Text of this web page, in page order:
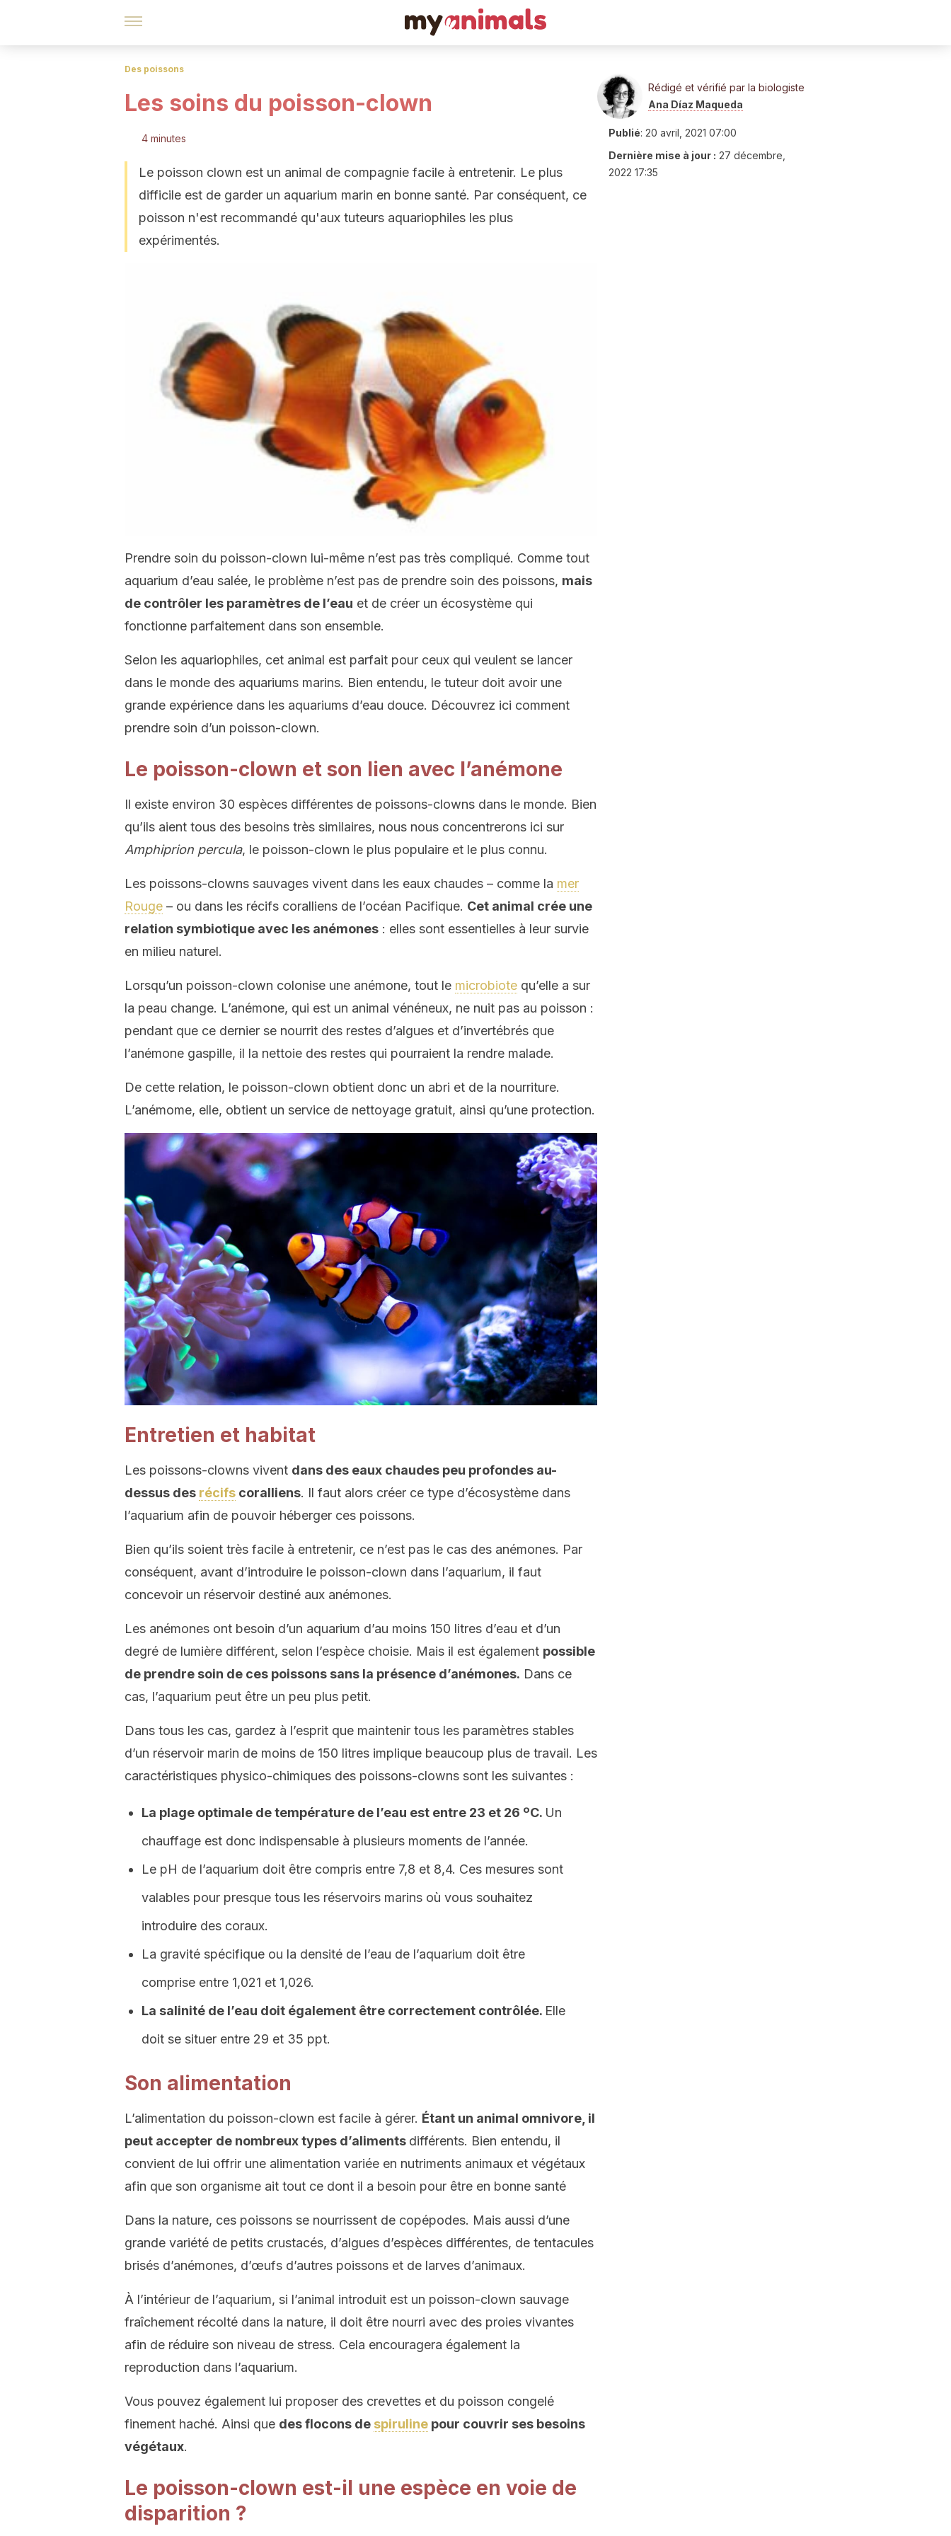
Des poissons
Les soins du poisson-clown
4 minutes
Le poisson clown est un animal de compagnie facile à entretenir. Le plus
difficile est de garder un aquarium marin en bonne santé. Par conséquent, ce
poisson n'est recommandé qu'aux tuteurs aquariophiles les plus
expérimentés.
Prendre soin du poisson-clown lui-même n’est pas très compliqué. Comme tout
aquarium d’eau salée, le problème n’est pas de prendre soin des poissons, mais
de contrôler les paramètres de l’eau et de créer un écosystème qui
fonctionne parfaitement dans son ensemble.
Selon les aquariophiles, cet animal est parfait pour ceux qui veulent se lancer
dans le monde des aquariums marins. Bien entendu, le tuteur doit avoir une
grande expérience dans les aquariums d’eau douce. Découvrez ici comment
prendre soin d’un poisson-clown.
Le poisson-clown et son lien avec l’anémone
Il existe environ 30 espèces différentes de poissons-clowns dans le monde. Bien
qu’ils aient tous des besoins très similaires, nous nous concentrerons ici sur
Amphiprion percula, le poisson-clown le plus populaire et le plus connu.
Les poissons-clowns sauvages vivent dans les eaux chaudes – comme la mer
Rouge – ou dans les récifs coralliens de l’océan Pacifique. Cet animal crée une
relation symbiotique avec les anémones : elles sont essentielles à leur survie
en milieu naturel.
Lorsqu’un poisson-clown colonise une anémone, tout le microbiote qu’elle a sur
la peau change. L’anémone, qui est un animal vénéneux, ne nuit pas au poisson :
pendant que ce dernier se nourrit des restes d’algues et d’invertébrés que
l’anémone gaspille, il la nettoie des restes qui pourraient la rendre malade.
De cette relation, le poisson-clown obtient donc un abri et de la nourriture.
L’anémome, elle, obtient un service de nettoyage gratuit, ainsi qu’une protection.
Entretien et habitat
Les poissons-clowns vivent dans des eaux chaudes peu profondes au-
dessus des récifs coralliens. Il faut alors créer ce type d’écosystème dans
l’aquarium afin de pouvoir héberger ces poissons.
Bien qu’ils soient très facile à entretenir, ce n’est pas le cas des anémones. Par
conséquent, avant d’introduire le poisson-clown dans l’aquarium, il faut
concevoir un réservoir destiné aux anémones.
Les anémones ont besoin d’un aquarium d’au moins 150 litres d’eau et d’un
degré de lumière différent, selon l’espèce choisie. Mais il est également possible
de prendre soin de ces poissons sans la présence d’anémones. Dans ce
cas, l’aquarium peut être un peu plus petit.
Dans tous les cas, gardez à l’esprit que maintenir tous les paramètres stables
d’un réservoir marin de moins de 150 litres implique beaucoup plus de travail. Les
caractéristiques physico-chimiques des poissons-clowns sont les suivantes :
La plage optimale de température de l’eau est entre 23 et 26 ºC. Un
chauffage est donc indispensable à plusieurs moments de l’année.
Le pH de l’aquarium doit être compris entre 7,8 et 8,4. Ces mesures sont
valables pour presque tous les réservoirs marins où vous souhaitez
introduire des coraux.
La gravité spécifique ou la densité de l’eau de l’aquarium doit être
comprise entre 1,021 et 1,026.
La salinité de l’eau doit également être correctement contrôlée. Elle
doit se situer entre 29 et 35 ppt.
Son alimentation
L’alimentation du poisson-clown est facile à gérer. Étant un animal omnivore, il
peut accepter de nombreux types d’aliments différents. Bien entendu, il
convient de lui offrir une alimentation variée en nutriments animaux et végétaux
afin que son organisme ait tout ce dont il a besoin pour être en bonne santé
Dans la nature, ces poissons se nourrissent de copépodes. Mais aussi d’une
grande variété de petits crustacés, d’algues d’espèces différentes, de tentacules
brisés d’anémones, d’œufs d’autres poissons et de larves d’animaux.
À l’intérieur de l’aquarium, si l’animal introduit est un poisson-clown sauvage
fraîchement récolté dans la nature, il doit être nourri avec des proies vivantes
afin de réduire son niveau de stress. Cela encouragera également la
reproduction dans l’aquarium.
Vous pouvez également lui proposer des crevettes et du poisson congelé
finement haché. Ainsi que des flocons de spiruline pour couvrir ses besoins
végétaux.
Le poisson-clown est-il une espèce en voie de
disparition ?
Rédigé et vérifié par la biologiste
Ana Díaz Maqueda
Publié: 20 avril, 2021 07:00
Dernière mise à jour : 27 décembre,
2022 17:35